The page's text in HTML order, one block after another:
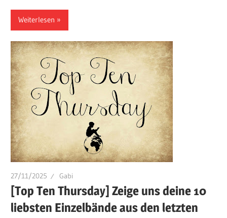
Weiterlesen
27/11/2025 Gabi
[Top Ten Thursday] Zeige uns deine 10
liebsten Einzelbände aus den letzten